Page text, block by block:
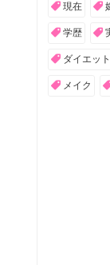
現在
学歴
ダイエット
メイク